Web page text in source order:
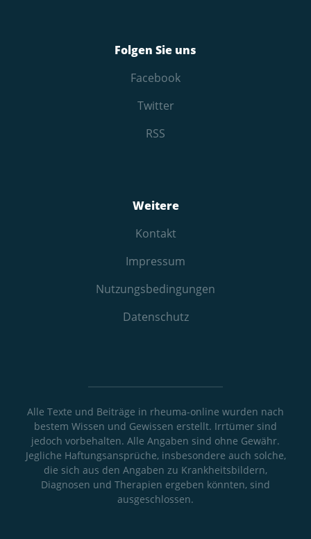
Folgen Sie uns
Facebook
Twitter
RSS
Weitere
Kontakt
Impressum
Nutzungs­bedingungen
Datenschutz
Alle Texte und Beiträge in rheuma-online wurden nach
bestem Wissen und Gewissen erstellt. Irrtümer sind
jedoch vorbehalten. Alle Angaben sind ohne Gewähr.
Jegliche Haftungsansprüche, insbesondere auch solche,
die sich aus den Angaben zu Krankheitsbildern,
Diagnosen und Therapien ergeben könnten, sind
ausgeschlossen.